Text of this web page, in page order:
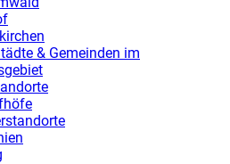
& Gemeinden im